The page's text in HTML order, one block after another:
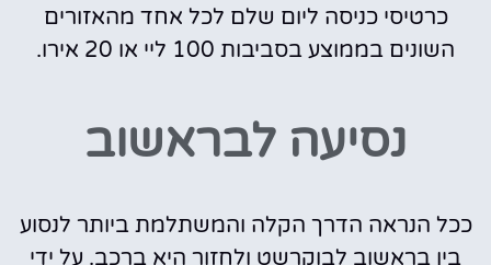
כרטיסי כניסה ליום שלם לכל אחד מהאזורים
השונים בממוצע בסביבות 100 ליי או 20 אירו.
נסיעה לבראשוב
ככל הנראה הדרך הקלה והמשתלמת ביותר לנסוע
בין בראשוב לבוקרשט ולחזור היא ברכב. על ידי